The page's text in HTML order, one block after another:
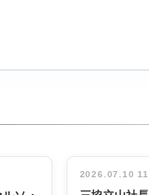
2026.07.10